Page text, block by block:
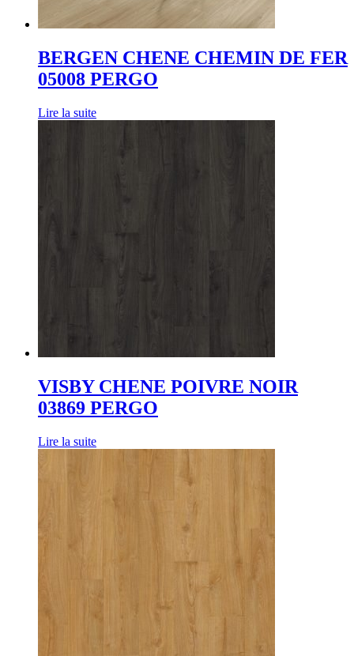
BERGEN CHENE CHEMIN DE FER
05008 PERGO
Lire la suite
VISBY CHENE POIVRE NOIR
03869 PERGO
Lire la suite